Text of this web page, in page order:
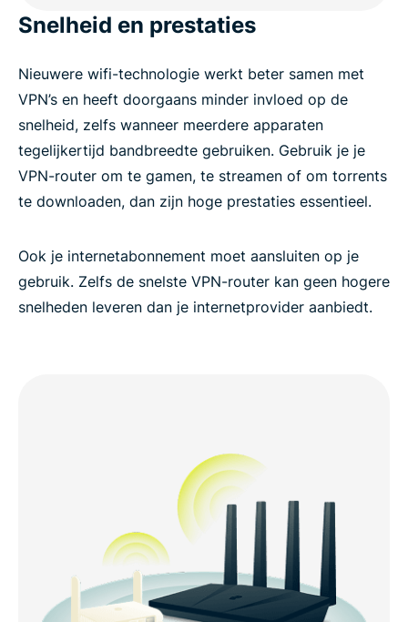
Snelheid en prestaties
Nieuwere wifi-technologie werkt beter samen met
VPN’s en heeft doorgaans minder invloed op de
snelheid, zelfs wanneer meerdere apparaten
tegelijkertijd bandbreedte gebruiken. Gebruik je je
VPN-router om te gamen, te streamen of om torrents
te downloaden, dan zijn hoge prestaties essentieel.
Ook je internetabonnement moet aansluiten op je
gebruik. Zelfs de snelste VPN-router kan geen hogere
snelheden leveren dan je internetprovider aanbiedt.